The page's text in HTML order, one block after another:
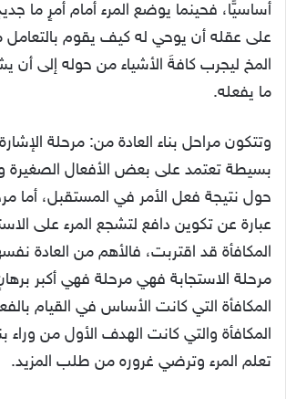
أساسيًّا، فحينما يوضع المرء أمام أمرٍ ما
على عقله أن يوحي له كيف يقوم
المخ ليجرب كافةَ الأشياء من حوله إلى أن
ما يفعله.
وتتكون مراحل بناء العادة من: مرحلة
بسيطة تعتمد على بعض الأفعال
حول نتيجة فعل الأمر في المستقبل، أما
عبارة عن تكوين دافع لتشجع المرء على
المكافأة قد اقتربت، فالأهم من العادة
مرحلة الاستجابة فهي مرحلة فهي أكبر
المكافأة التي كانت الأساس في القيام
المكافأة والتي كانت الهدف الأول من وراء
تعلم المرء وترضي غروره من طلب المزيد.